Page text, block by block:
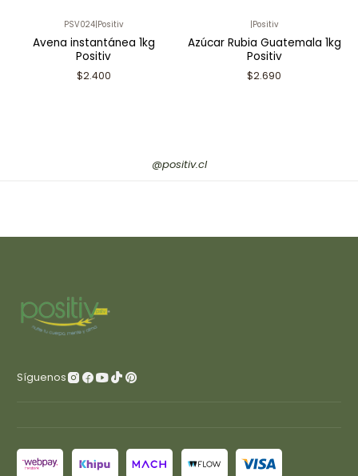
PSV024|Positiv
Avena instantánea 1kg
Positiv
$2.400
|Positiv
Azúcar Rubia Guatemala 1kg
Positiv
$2.690
@positiv.cl
Síguenos